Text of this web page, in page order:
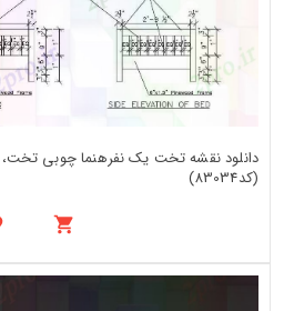
دانلود نقشه تخت یک نفرهنما چوبی
(کد83034)